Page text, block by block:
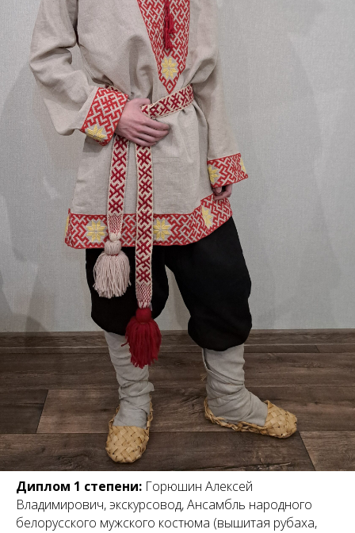
Диплом 1 степени: Горюшин Алексей
Владимирович, экскурсовод, Ансамбль народного
белорусского мужского костюма (вышитая рубаха,